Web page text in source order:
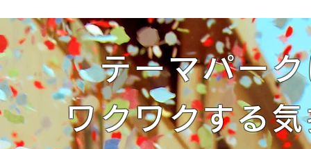
テーマパー
ワクワクする